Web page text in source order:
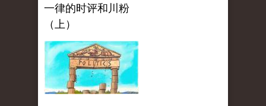
一律的时评和川粉
（上）